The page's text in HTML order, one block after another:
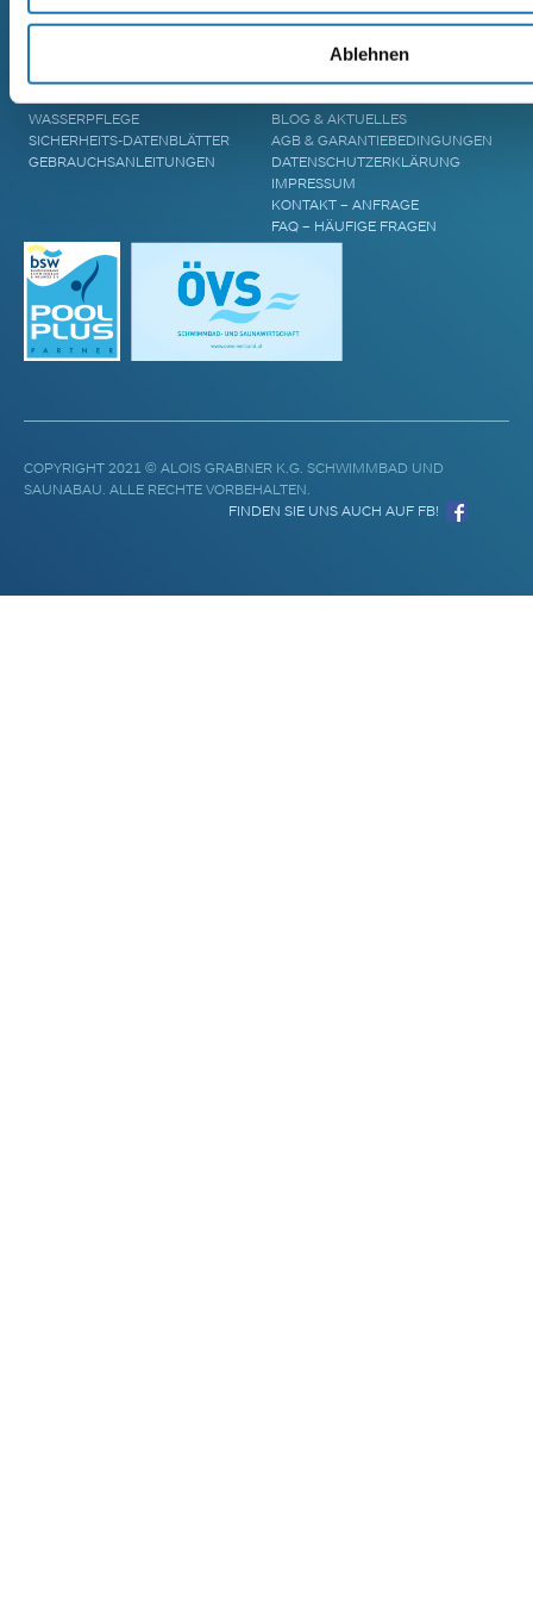
Ablehnen
ZUBEHÖR & INFORMATIONEN
POOL ABDECKUNGEN
WASSERPFLEGE
SICHERHEITS-DATENBLÄTTER
GEBRAUCHSANLEITUNGEN
UNTERNEHMEN
CRANPOOL – GESCHICHTE &
BLOG & AKTUELLES
AGB & GARANTIEBEDINGUNGEN
DATENSCHUTZERKLÄRUNG
IMPRESSUM
KONTAKT – ANFRAGE
FAQ – HÄUFIGE FRAGEN
COPYRIGHT 2021 © ALOIS GRABNER K.G. SCHWIMMBAD UND
SAUNABAU. ALLE RECHTE VORBEHALTEN.
FINDEN SIE UNS AUCH AUF FB!